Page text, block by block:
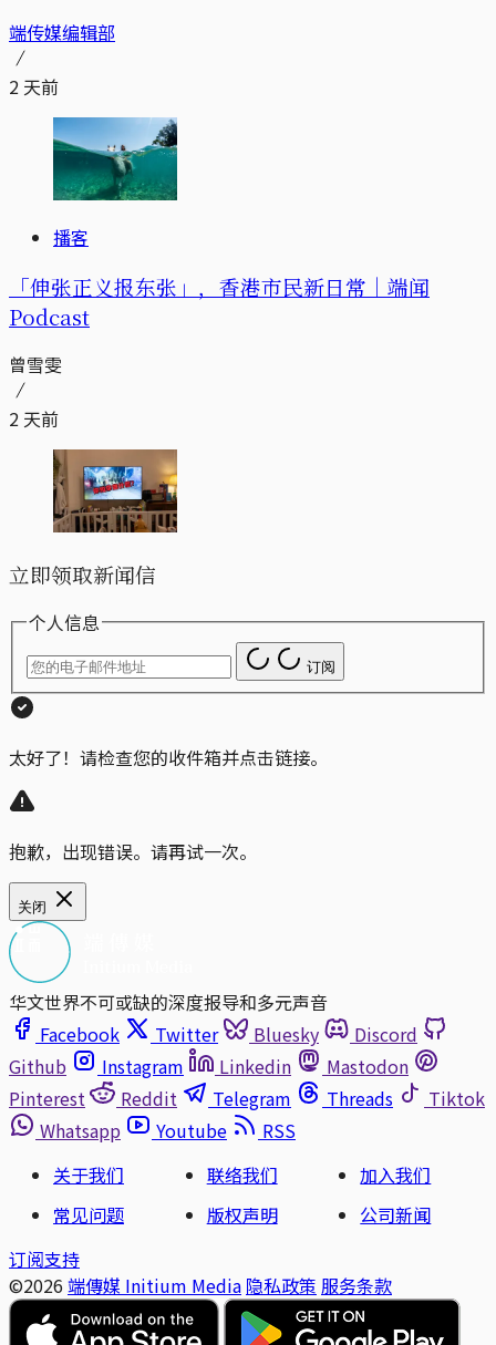
端传媒编辑部
2 天前
播客
「伸张正义报东张」，香港市民新日常｜端闻
Podcast
曾雪雯
2 天前
立即领取新闻信
个人信息
订阅
太好了！请检查您的收件箱并点击链接。
抱歉，出现错误。请再试一次。
关闭
华文世界不可或缺的深度报导和多元声音
Facebook
Twitter Bluesky
Discord
Github
Instagram Linkedin
Mastodon
Pinterest
Reddit Telegram Threads
Tiktok
Whatsapp
Youtube
RSS
关于我们
联络我们
加入我们
常见问题
版权声明
公司新闻
订阅支持
©2026 端傳媒 Initium Media 隐私政策 服务条款